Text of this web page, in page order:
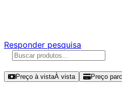
Responder pesquisa
Preço à vistaÀ vista Preço